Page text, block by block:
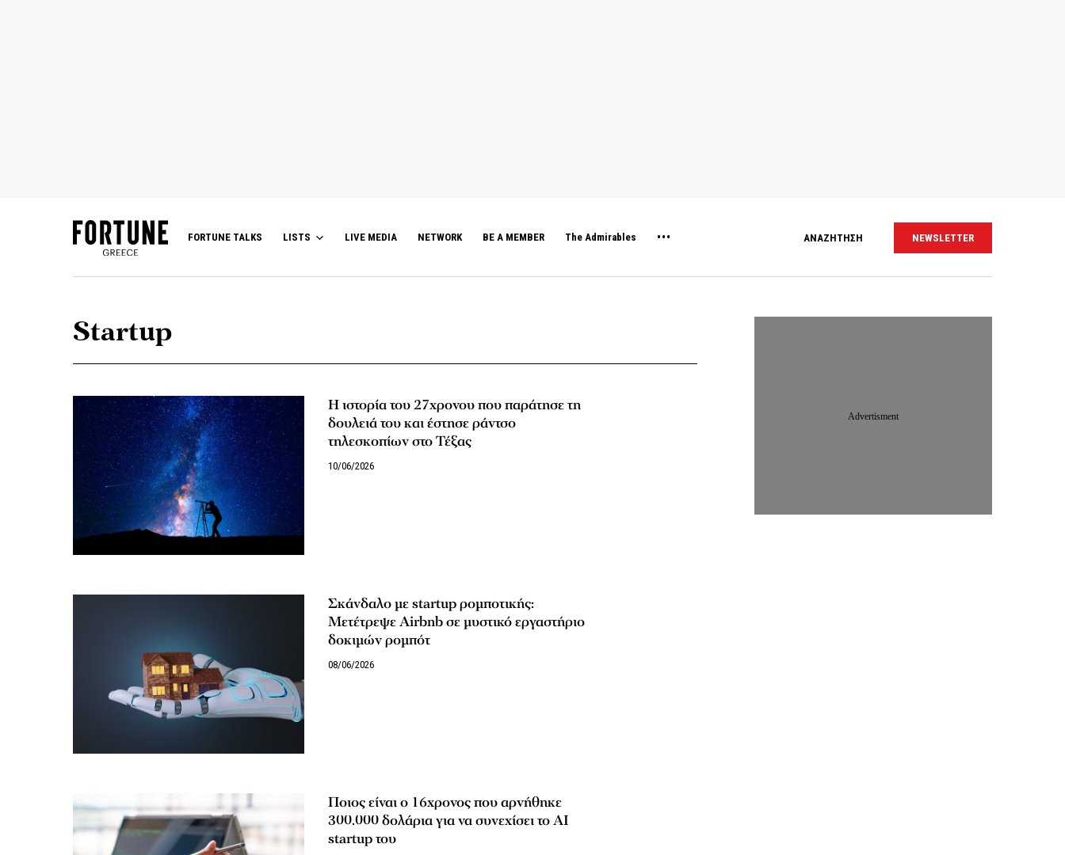
FORTUNE TALKS LISTS LIVE MEDIA NETWORK BE A MEMBER The Admirables ΑΝΑΖΗΤΗΣΗ NEWSLETTER
Startup
Η ιστορία του 27χρονου που παράτησε τη
δουλειά του και έστησε ράντσο
τηλεσκοπίων στο Τέξας
10/06/2026
Σκάνδαλο με startup ρομποτικής:
Μετέτρεψε Airbnb σε μυστικό εργαστήριο
δοκιμών ρομπότ
08/06/2026
Ποιος είναι ο 16χρονος που αρνήθηκε
300.000 δολάρια για να συνεχίσει το AI
startup του